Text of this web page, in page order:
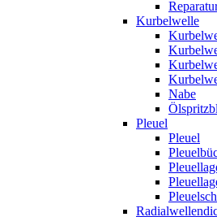
Kurbelwelle
Nabe
Pleuel
Pleuel